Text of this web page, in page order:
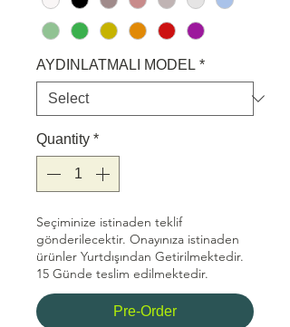
AYDINLATMALI MODEL *
Quantity *
Seçiminize istinaden teklif
gönderilecektir. Onayınıza istinaden
ürünler Yurtdışından Getirilmektedir.
15 Günde teslim edilmektedir.
Pre-Order